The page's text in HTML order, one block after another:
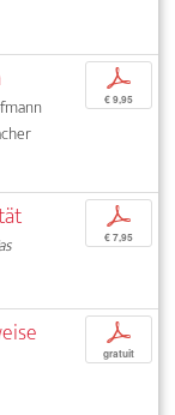
p
€ 9,95
p
€ 7,95
p
gratuit